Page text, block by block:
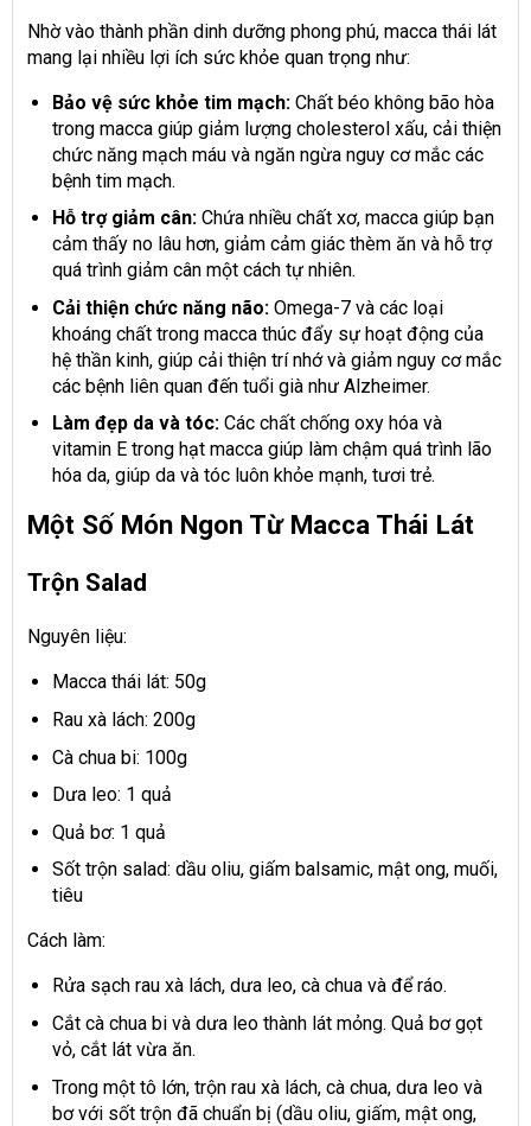
Nhờ vào thành phần dinh dưỡng phong phú, macca thái lát
mang lại nhiều lợi ích sức khỏe quan trọng như:
Bảo vệ sức khỏe tim mạch:Chất béo không bão hòa
trong macca giúp giảm lượng cholesterol xấu, cải thiện
chức năng mạch máu và ngăn ngừa nguy cơ mắc các
bệnh tim mạch.
Hỗ trợ giảm cân:Chứa nhiều chất xơ, macca giúp bạn
cảm thấy no lâu hơn, giảm cảm giác thèm ăn và hỗ trợ
quá trình giảm cân một cách tự nhiên.
Cải thiện chức năng não:Omega-7 và các loại
khoáng chất trong macca thúc đẩy sự hoạt động của
hệ thần kinh, giúp cải thiện trí nhớ và giảm nguy cơ mắc
các bệnh liên quan đến tuổi già như Alzheimer.
Làm đẹp da và tóc:Các chất chống oxy hóa và
vitamin E trong hạt macca giúp làm chậm quá trình lão
hóa da, giúp da và tóc luôn khỏe mạnh, tươi trẻ.
Một Số Món Ngon Từ Macca Thái Lát
Trộn Salad
Nguyên liệu:
Macca thái lát: 50g
Rau xà lách: 200g
Cà chua bi: 100g
Dưa leo: 1 quả
Quả bơ: 1 quả
Sốt trộn salad: dầu oliu, giấm balsamic, mật ong, muối,
tiêu
Cách làm:
Rửa sạch rau xà lách, dưa leo, cà chua và để ráo.
Cắt cà chua bi và dưa leo thành lát mỏng. Quả bơ gọt
vỏ, cắt lát vừa ăn.
Trong một tô lớn, trộn rau xà lách, cà chua, dưa leo và
bơ với sốt trộn đã chuẩn bị (dầu oliu, giấm, mật ong,